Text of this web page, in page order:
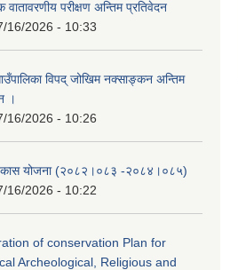
वातावरणीय परीक्षण अन्तिम प्रतिवेदन
16/2026 - 10:33
विपद् जोखिम नक्साङ्कन अन्तिम
।
16/2026 - 10:26
योजना (२०८२।०८३‍ -२०८४।०८५)
16/2026 - 10:22
of conservation Plan for
Archeological, Religious and